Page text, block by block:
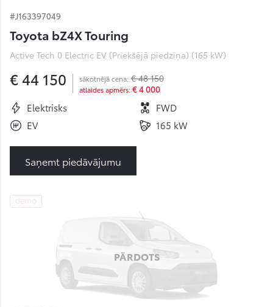
#J163397049
Toyota bZ4X Touring
Active Tech 0 Electric EV (Priekšējā piedziņa) (165 kW)
€ 44 150 sākotnējā cena: € 48 150
atlaides apmērs: € 4 000
Elektrisks
FWD
EV
165 kW
Saņemt piedāvājumu
demo
PĀRDOTS